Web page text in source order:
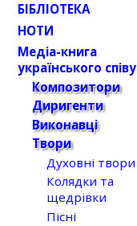
БІБЛІОТЕКА
НОТИ
Медіа-книга
українського співу
Композитори
Диригенти
Виконавці
Твори
Духовні твори
Колядки та
щедрівки
Пісні